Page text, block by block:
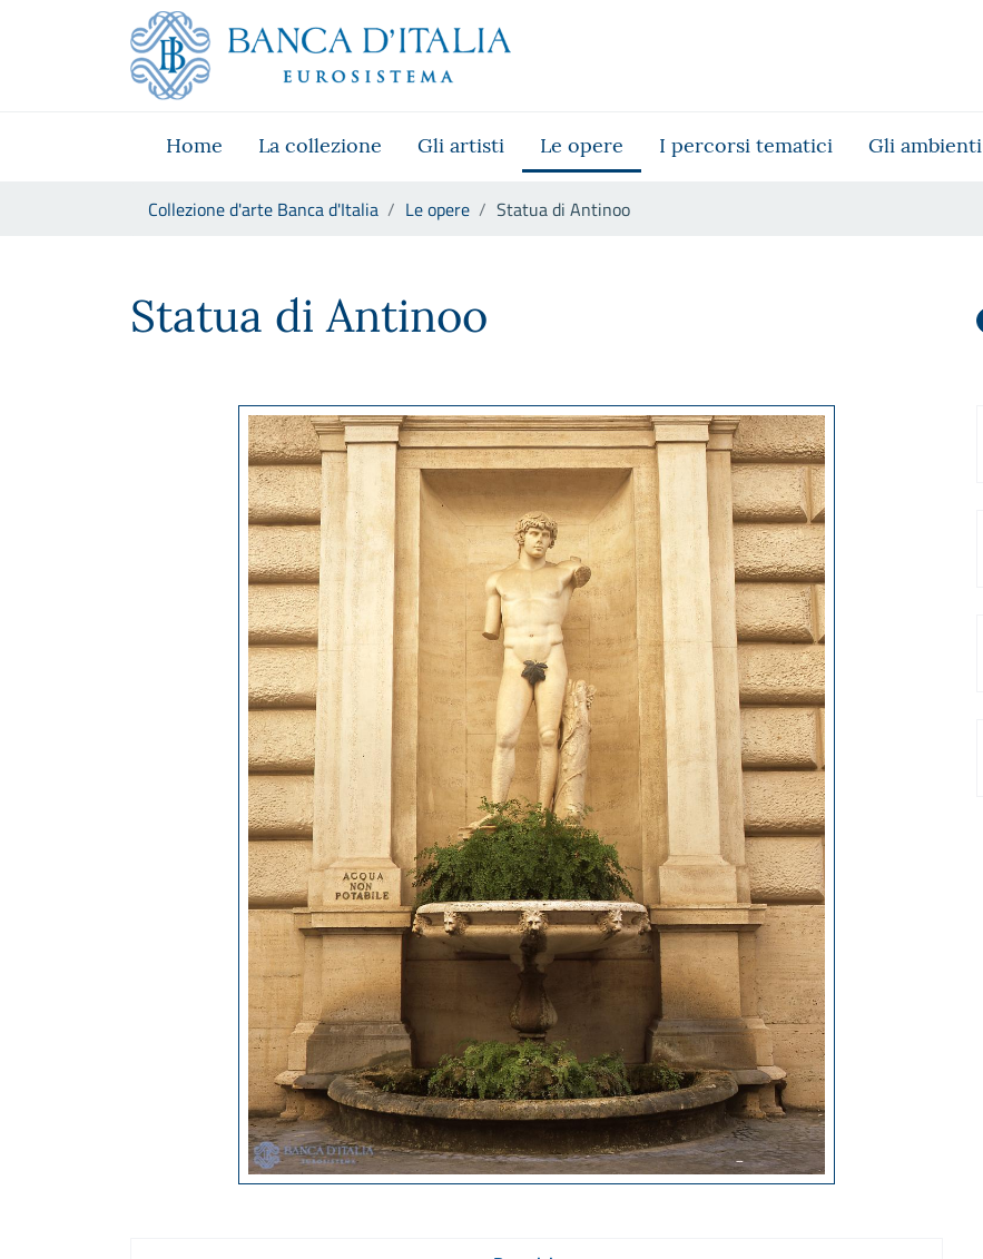
Skip to Main Content
Vai al sito istituzionale
Vai al menu di navigazione
Vai alla ricerca
Vai ai contenuti
Home La collezione Gli artisti Le opere I percorsi tematici Gli ambienti
Collezione d'arte Banca d'Italia Le opere Statua di Antinoo
Statua di Antinoo